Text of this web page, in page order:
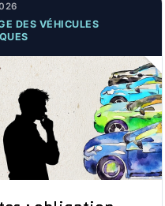
DES VÉHICULES